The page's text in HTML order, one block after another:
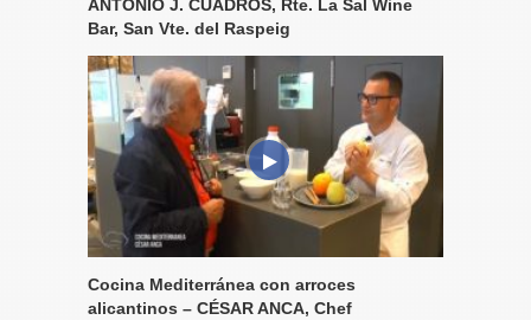
ANTONIO J. CUADROS, Rte. La Sal Wine
Bar, San Vte. del Raspeig
Cocina Mediterránea con arroces
alicantinos – CÉSAR ANCA, Chef